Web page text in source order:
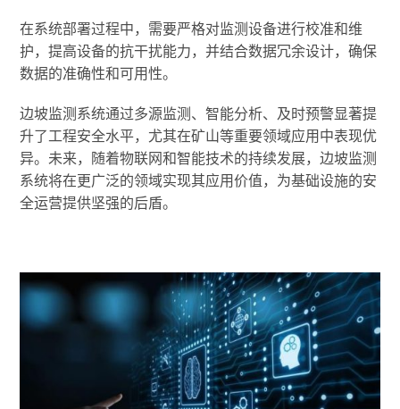
在系统部署过程中，需要严格对监测设备进行校准和维
护，提高设备的抗干扰能力，并结合数据冗余设计，确保
数据的准确性和可用性。
边坡监测系统通过多源监测、智能分析、及时预警显著提
升了工程安全水平，尤其在矿山等重要领域应用中表现优
异。未来，随着物联网和智能技术的持续发展，边坡监测
系统将在更广泛的领域实现其应用价值，为基础设施的安
全运营提供坚强的后盾。